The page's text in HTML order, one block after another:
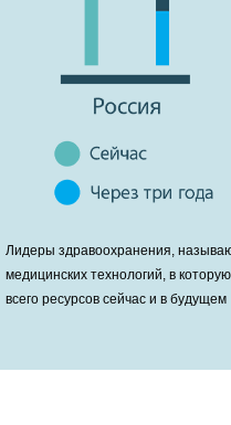
Лидеры здравоохранения,
медицинских технологий, в
всего ресурсов сейчас и в будущем